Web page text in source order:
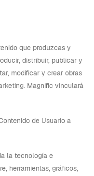
que produzcas y
distribuir, publicar y
modificar y crear obras
Magnific vinculará
de Usuario a
la tecnología e
herramientas, gráficos,